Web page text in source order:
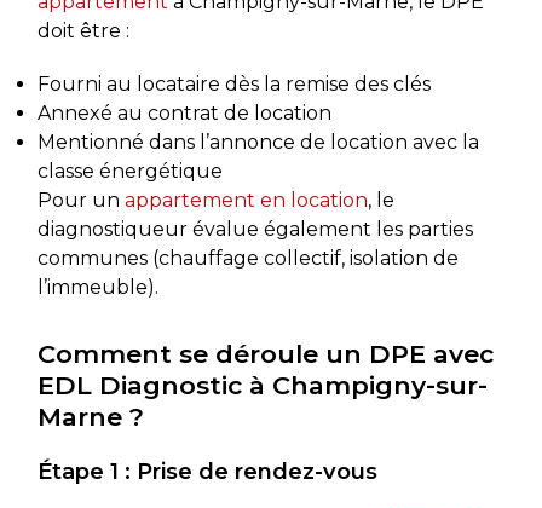
doit être :
Fourni au locataire dès la remise des clés
Annexé au contrat de location
Mentionné dans l’annonce de location avec la
classe énergétique
Pour un appartement en location, le
diagnostiqueur évalue également les parties
communes (chauffage collectif, isolation de
l’immeuble).
Comment se déroule un DPE avec
EDL Diagnostic à Champigny-sur-
Marne ?
Étape 1 : Prise de rendez-vous